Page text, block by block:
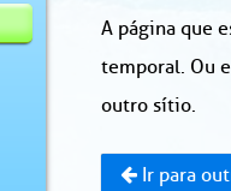
A página que
temporal. Ou
outro sítio.
Ir para